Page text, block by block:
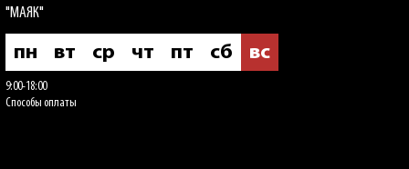
"МАЯК"
пн вт ср чт пт сб вс
9:00-18:00
Способы оплаты